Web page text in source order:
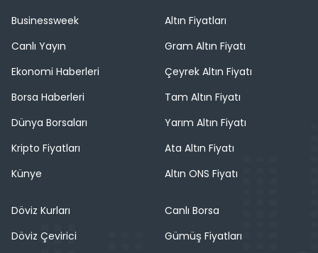
Businessweek
Canlı Yayın
Ekonomi Haberleri
Borsa Haberleri
Dünya Borsaları
Kripto Fiyatları
Künye
Altın Fiyatları
Gram Altın Fiyatı
Çeyrek Altın Fiyatı
Tam Altın Fiyatı
Yarım Altın Fiyatı
Ata Altın Fiyatı
Altın ONS Fiyatı
Döviz Kurları
Döviz Çevirici
Canlı Borsa
Gümüş Fiyatları